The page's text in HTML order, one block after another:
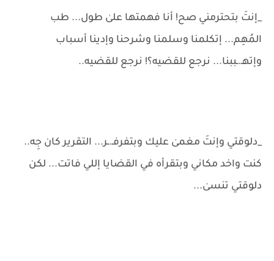
_إنتَ بتحترمني صح! أنا فهمتها علىٰ طول... طب
المُهِم... إتكلمنا وسلمنا وشرحنا وإدينا أسباب
وإتهـ.ـببنا... نرجع للقضيه؟! نرجع للقضيه..
_دلوقتي وإنتَ مغمىٰ عليك وبتفرفـ.ـر... التقرير كان جِه..
كنت واخد مكاني وبتقرأه في القضايا إللي فاتت... لكن
دلوقتي تنسىٰ...